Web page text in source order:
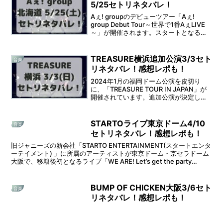
5/25セトリネタバレ！
Aぇ! groupのデビューツアー「Aぇ!
group Debut Tour～世界で1番AぇLIVE
～」が開催されます。スタートとなる
アリーナで開催されます。...
音楽
TREASURE横浜追加公演3/3セト
リネタバレ！感想レポも！
2024年1月の福岡ドーム公演を皮切り
に、「TREASURE TOUR IN JAPAN」が
開催されています。追加公演が決定し、K
TREASURE全国ツアーKア...
音楽
STARTOライブ東京ドーム4/10
セトリネタバレ！感想レポも！
旧ジャニーズの新会社「STARTO ENTERTAINMENT(スタートエンタ
ーテイメント) 」に所属のアーティストが東京ドーム・京セラドーム
大阪で、移籍後初となるライブ「WE ARE! Let’s get the party
音楽
BUMP OF CHICKEN大阪3/6セト
リネタバレ！感想レポも！